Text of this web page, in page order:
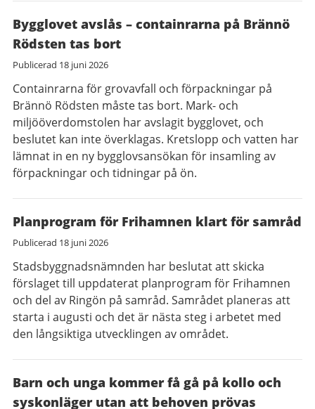
Bygglovet avslås – containrarna på Brännö
Rödsten tas bort
Publicerad 18 juni 2026
Containrarna för grovavfall och förpackningar på
Brännö Rödsten måste tas bort. Mark- och
miljööverdomstolen har avslagit bygglovet, och
beslutet kan inte överklagas. Kretslopp och vatten har
lämnat in en ny bygglovsansökan för insamling av
förpackningar och tidningar på ön.
Planprogram för Frihamnen klart för samråd
Publicerad 18 juni 2026
Stadsbyggnadsnämnden har beslutat att skicka
förslaget till uppdaterat planprogram för Frihamnen
och del av Ringön på samråd. Samrådet planeras att
starta i augusti och det är nästa steg i arbetet med
den långsiktiga utvecklingen av området.
Barn och unga kommer få gå på kollo och
syskonläger utan att behoven prövas